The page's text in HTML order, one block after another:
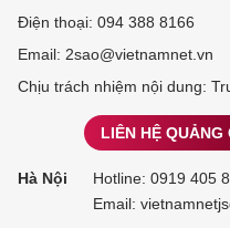
Điện thoại: 094 388 8166
Email: 2sao@vietnamnet.vn
Chịu trách nhiệm nội dung:
LIÊN HỆ QUẢNG
Hà Nội Hotline: 0919 405
Email: